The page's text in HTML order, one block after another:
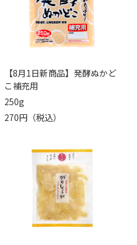
【8月1日新商品】発酵ぬかど
こ補充用
250g
270円（税込）